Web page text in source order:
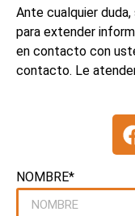
Ante cualquier
para extender
en contacto con
contacto. Le
NOMBRE*